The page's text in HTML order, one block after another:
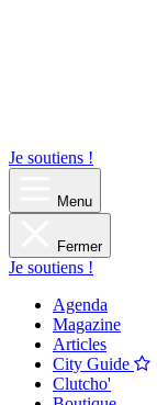
Je soutiens !
Menu
Fermer
Je soutiens !
Agenda
Magazine
Articles
City Guide
Clutcho'